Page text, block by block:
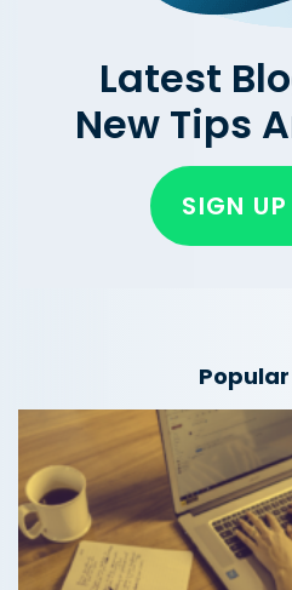
Latest
New Tips
SIGN